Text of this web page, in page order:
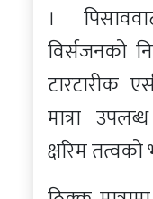
।
विर्सजनको
टारटारीक
मात्रा
क्षरिम